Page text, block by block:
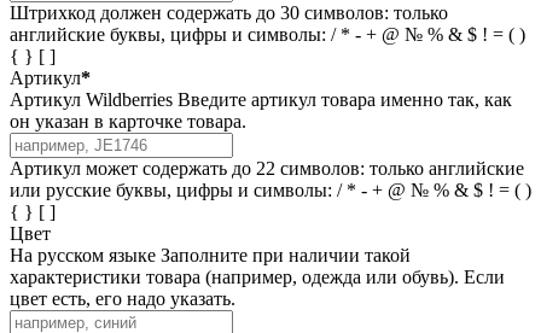
Штрихкод должен содержать до 30 символов: только
английские буквы, цифры и символы: / * - + @ № % & $ ! = ( )
{ } [ ]
Артикул*
Артикул Wildberries Введите артикул товара именно так, как
он указан в карточке товара.
Артикул может содержать до 22 символов: только английские
или русские буквы, цифры и символы: / * - + @ № % & $ ! = ( )
{ } [ ]
Цвет
На русском языке Заполните при наличии такой
характеристики товара (например, одежда или обувь). Если
цвет есть, его надо указать.